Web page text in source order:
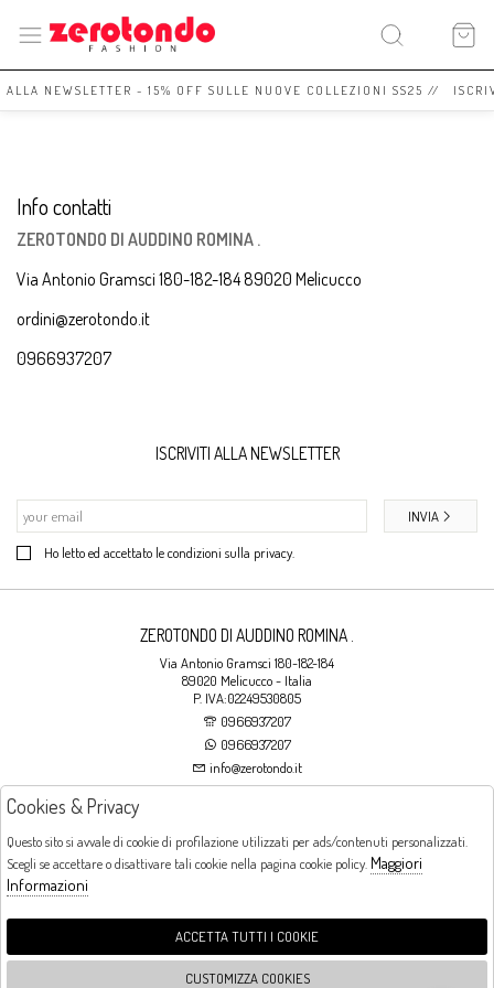
ALLA NEWSLETTER - 15% OFF SULLE NUOVE COLLEZIONI SS25 //
Info contatti
ZEROTONDO DI AUDDINO ROMINA .
Via Antonio Gramsci 180-182-184 89020 Melicucco
ordini@zerotondo.it
0966937207
ISCRIVITI ALLA NEWSLETTER
Ho letto ed accettato le condizioni sulla privacy.
INVIA
ZEROTONDO DI AUDDINO ROMINA .
Via Antonio Gramsci 180-182-184
89020 Melicucco - Italia
P. IVA:02249530805
0966937207
0966937207
info@zerotondo.it
Orari di apertura
LUNEDI: CHIUSO LA MATTINA - DALLE 16:00 ALLE 20:00 DAL MARTEDI AL
Cookies & Privacy
Questo sito si avvale di cookie di profilazione utilizzati per ads/contenuti personalizzati.
Scegli se accettare o disattivare tali cookie nella pagina cookie policy. Maggiori
Informazioni
ACCETTA TUTTI I COOKIE
CUSTOMIZZA COOKIES